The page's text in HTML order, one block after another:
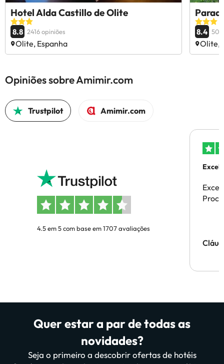
Hotel Alda Castillo de Olite
8.8 2416 opiniões
Olite, Espanha
8.4 508
Olite,
Opiniões sobre Amimir.com
Trustpilot Amimir.com
4.5 em 5 com base em 1707 avaliações
Quer estar a par de todas as
novidades?
Seja o primeiro a descobrir ofertas de hotéis